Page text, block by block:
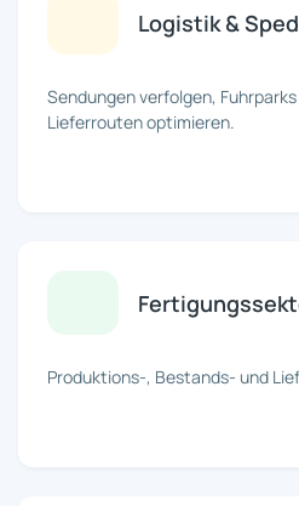
Logistik &
Sendungen verfolgen,
Lieferrouten optimieren.
Produktions-, Bestands- und